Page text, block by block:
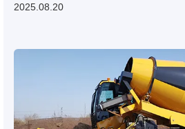
2025.08.20